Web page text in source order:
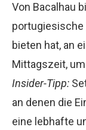
Von Bacalhau
portugiesische
bieten hat, an
Mittagszeit,
Insider-Tipp:
an denen die
eine lebhafte